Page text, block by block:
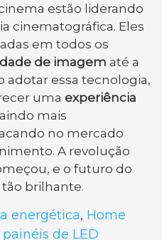
estão liderando
cinematográfica. Eles
em todos os
de imagem até a
adotar essa tecnologia,
uma experiência
mais
no mercado
A revolução
e o futuro do
brilhante.
energética, Home
painéis de LED